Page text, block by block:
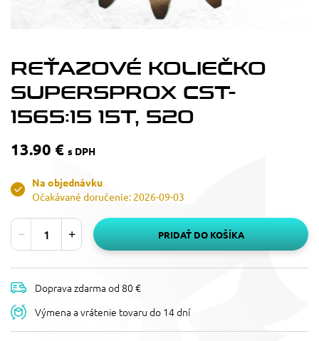
REŤAZOVÉ KOLIEČKO
SUPERSPROX CST-
1565:15 15T, 520
13.90 € s DPH
Na objednávku
Očakávané doručenie: 2026-09-03
PRIDAŤ DO KOŠÍKA
Doprava zdarma od 80 €
Výmena a vrátenie tovaru do 14 dní